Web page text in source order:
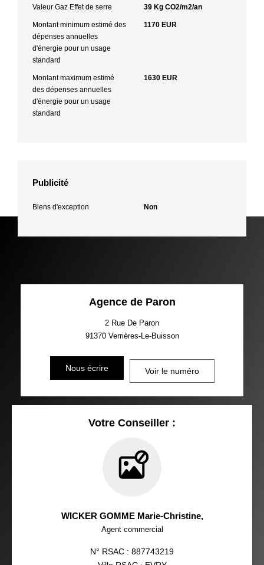
Valeur Gaz Effet de serre 39 Kg CO2/m2/an
Montant minimum estimé des
dépenses annuelles
d'énergie pour un usage
standard
1170 EUR
Montant maximum estimé
des dépenses annuelles
d'énergie pour un usage
standard
1630 EUR
Publicité
Biens d'exception Non
Agence de Paron
2 Rue De Paron
91370 Verrières-Le-Buisson
Nous écrire Voir le numéro
Votre Conseiller :
WICKER GOMME Marie-Christine,
Agent commercial
N° RSAC : 887743219